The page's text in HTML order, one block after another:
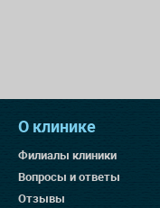
О клинике
Филиалы клиники
Вопросы и ответы
Отзывы